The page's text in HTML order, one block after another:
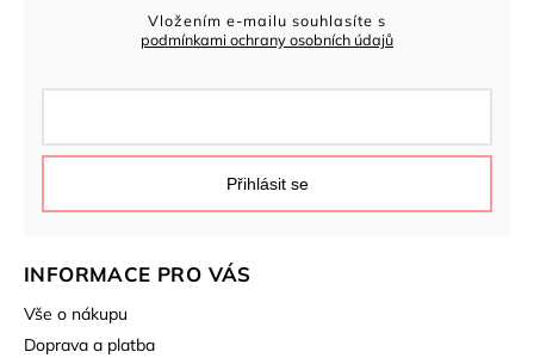
INFORMACE PRO VÁS
Vše o nákupu
Doprava a platba
Vložením e-mailu souhlasíte s
podmínkami ochrany osobních údajů
Přihlásit se